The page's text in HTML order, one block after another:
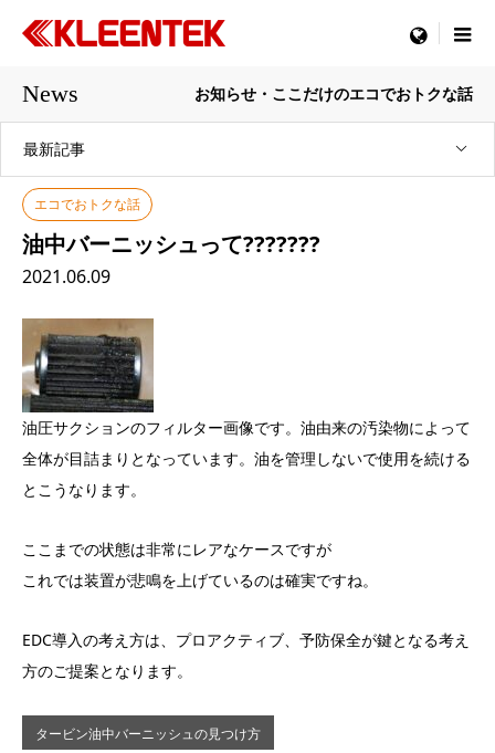
menu
News お知らせ・ここだけのエコでおトクな話
最新記事
エコでおトクな話
油中バーニッシュって???????
2021.06.09
油圧サクションのフィルター画像です。油由来の汚染物によって
全体が目詰まりとなっています。油を管理しないで使用を続ける
とこうなります。
ここまでの状態は非常にレアなケースですが
これでは装置が悲鳴を上げているのは確実ですね。
EDC導入の考え方は、プロアクティブ、予防保全が鍵となる考え
方のご提案となります。
タービン油中バーニッシュの見つけ方